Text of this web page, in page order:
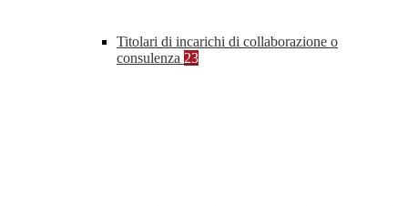
Titolari di incarichi di collaborazione o
consulenza 23